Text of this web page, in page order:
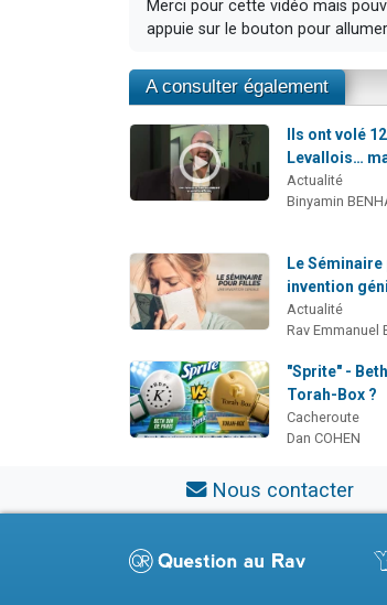
Merci pour cette vidéo mais
appuie sur le bouton pour
A consulter également
Ils ont volé
Levallois…
Actualité
Binyamin
Le
invention
Actualité
Rav Emmanuel
"Sprite" -
Torah-Box ?
Cacheroute
Dan COHEN
Nous contacter